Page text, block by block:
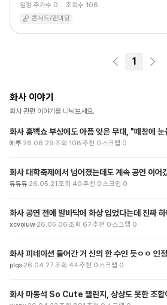
일정 추가수 0 조회수 106
콘서트/팬미팅
1
화사이야기
화사관련 이야기를 나눠보세요.
화사 흠뻑쇼 부상에도 아픔 잊은 무대, "떼창에 눈
에루 26.06.29 조회 108 추천 0 스크랩 0
듀듀듀 26.05.21 조회 40 추천 0 스크랩 0
화사 공연 전에 발바닥에 화상 입었다는데 진짜
xcvoiuw 26.05.06 조회 67 추천 0 스크랩 0
화사 피네이션 들어간 거 신의 한 수인 듯ㅇㅇ 인
plqs 26.04.27 조회 44 추천 0 스크랩 0
화사 마동석 So Cute 챌린지, 상상도 못한 조합